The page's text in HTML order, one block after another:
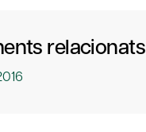
relacionats